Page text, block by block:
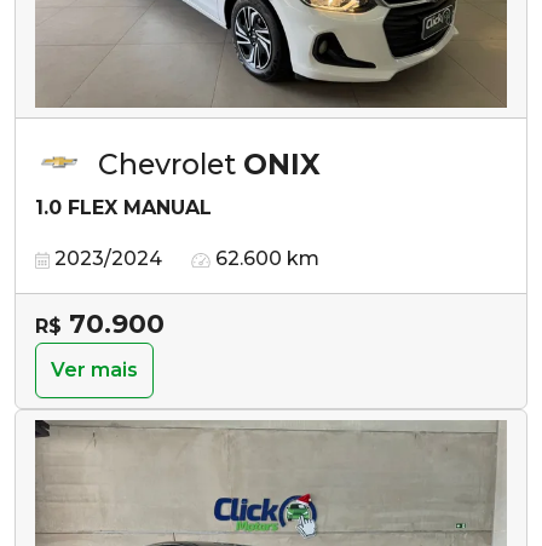
Chevrolet ONIX
1.0 FLEX MANUAL
2023/2024 62.600 km
R$ 70.900
Ver mais